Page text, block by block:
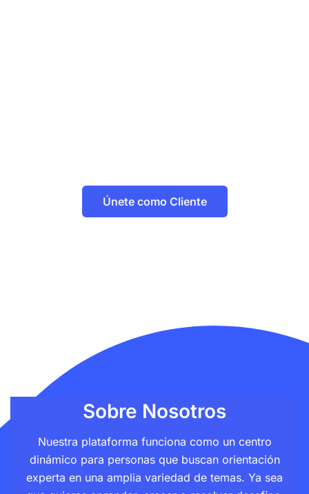
Únete como Cliente
Sobre Nosotros
Nuestra plataforma funciona como un centro
dinámico para personas que buscan orientación
experta en una amplia variedad de temas. Ya sea